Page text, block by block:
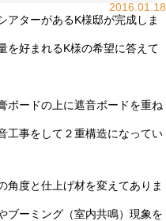
2016.01.18
アターがあるK様邸が完成しま
を好まれるK様の希望に答えて
ボードの上に遮音ボードを重ね
工事をして２重構造になってい
角度と仕上げ材を変えてありま
ブーミング（室内共鳴）現象を